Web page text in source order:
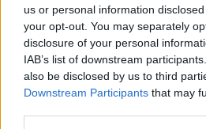
us or personal information
your opt-out. You may separately
disclosure of your personal
IAB’s list of downstream
also be disclosed by us to third
Downstream Participants that may